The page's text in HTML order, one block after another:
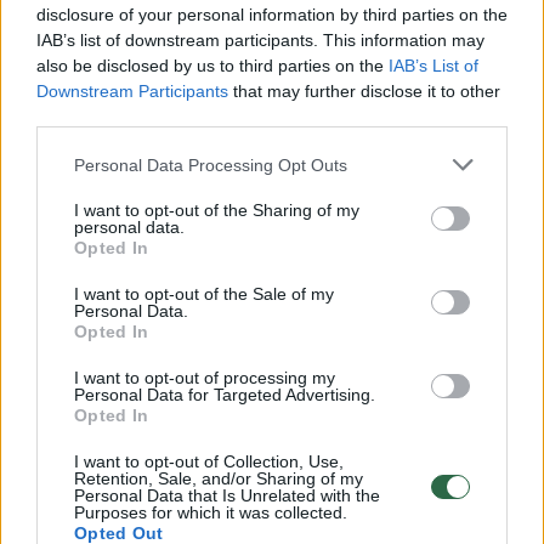
disclosure of your personal information by third parties on the
IAB’s list of downstream participants. This information may
also be disclosed by us to third parties on the IAB’s List of
Downstream Participants that may further disclose it to other
Personal Data Processing Opt Outs
I want to opt-out of the Sharing of my
personal data.
Opted In
I want to opt-out of the Sale of my
Personal Data.
Opted In
I want to opt-out of processing my
Personal Data for Targeted Advertising.
Opted In
I want to opt-out of Collection, Use,
Retention, Sale, and/or Sharing of my
Personal Data that Is Unrelated with the
Purposes for which it was collected.
Opted Out
00:00:30
Vaizdai iš tragiškos avarijos Vilniaus r.: dviejų moterų ir
vaiko gyvybių išgelbėti nepavyko
Žinios | Lietuvos diena
00:00:57
Savaitės vidurys nusimato karštas: temperatūra kils iki
32 laipsnių šilumos
Žinios Orai
V. Zalužno pasisakymą laiko bandymu įsitvirtinti
Ukrainos politikoje: jis yra neteisus
Nufilmavo, kaip patvino Vilniaus Vakarinis aplinkkelis: